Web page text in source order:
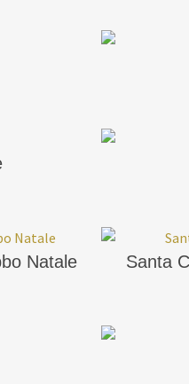
Natale Santa